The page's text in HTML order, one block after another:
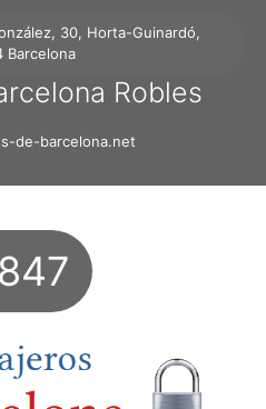
30, Horta-Guinardó,
Barcelona
Robles
de-barcelona.net